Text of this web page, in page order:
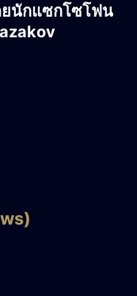
ยนักแซกโซโฟน